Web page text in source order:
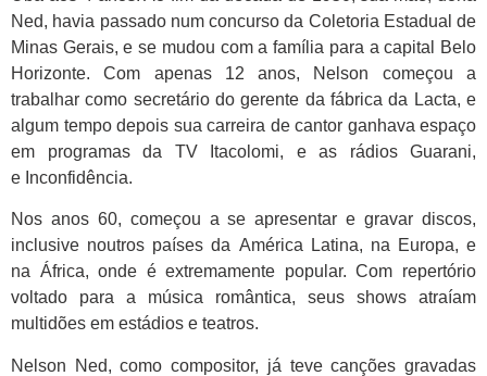
Ned, havia passado num concurso da Coletoria Estadual de
Minas Gerais, e se mudou com a família para a capital Belo
Horizonte. Com apenas 12 anos, Nelson começou a
trabalhar como secretário do gerente da fábrica da Lacta, e
algum tempo depois sua carreira de cantor ganhava espaço
em programas da TV Itacolomi, e as rádios Guarani,
e Inconfidência.
Nos anos 60, começou a se apresentar e gravar discos,
inclusive noutros países da América Latina, na Europa, e
na África, onde é extremamente popular. Com repertório
voltado para a música romântica, seus shows atraíam
multidões em estádios e teatros.
Nelson Ned, como compositor, já teve canções gravadas